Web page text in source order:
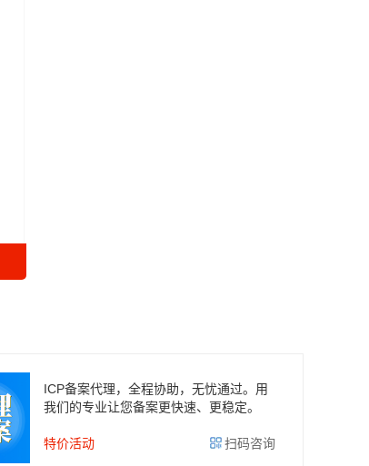
ICP备案代理，全程协助，无忧通过。用
我们的专业让您备案更快速、更稳定。
特价活动 扫码咨询